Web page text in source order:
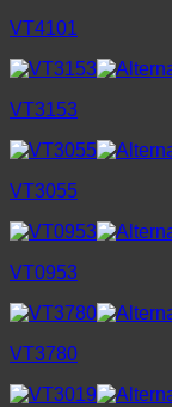
VT4101
VT3153
VT3055
VT0953
VT3780